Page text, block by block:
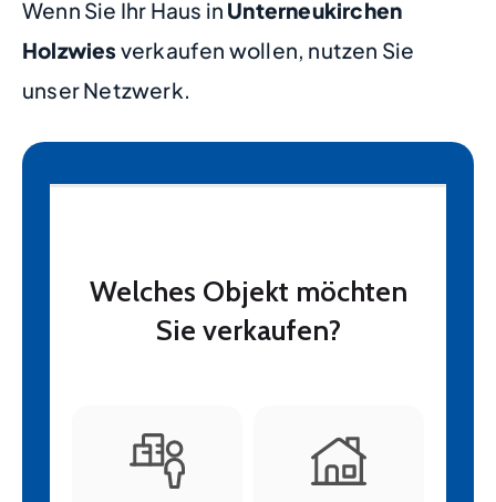
Wenn Sie Ihr Haus in Unterneukirchen
Holzwies verkaufen wollen, nutzen Sie
unser Netzwerk.